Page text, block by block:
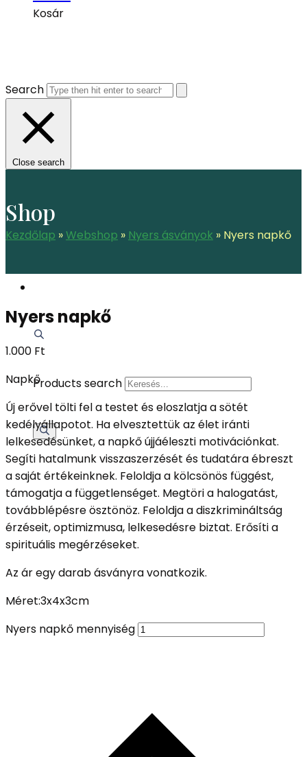
Kosár
Products search
Search
Close search
Shop
Kezdőlap »Webshop » Nyers ásványok » Nyers napkő
Nyers napkő
1.000 Ft
Napkő
Új erővel tölti fel a testet és eloszlatja a sötét
kedélyállapotot. Ha elvesztettük az élet iránti
lelkesedésünket, a napkő újjáéleszti motivációnkat.
Segíti hatalmunk visszaszerzését és tudatára ébreszt
a saját értékeinknek. Feloldja a kölcsönös függést,
támogatja a függetlenséget. Megtöri a halogatást,
továbblépésre ösztönöz. Feloldja a diszkrimináltság
érzéseit, optimizmusa, lelkesedésre biztat. Erősíti a
spirituális megérzéseket.
Az ár egy darab ásványra vonatkozik.
Méret:3x4x3cm
Nyers napkő mennyiség